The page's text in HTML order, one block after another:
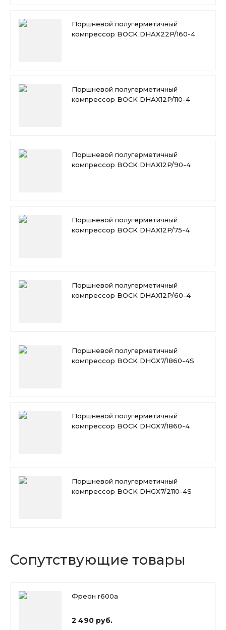
Поршневой полугерметичный
компрессор BOCK DHAX22P/160-4
Поршневой полугерметичный
компрессор BOCK DHAX12P/110-4
Поршневой полугерметичный
компрессор BOCK DHAX12P/90-4
Поршневой полугерметичный
компрессор BOCK DHAX12P/75-4
Поршневой полугерметичный
компрессор BOCK DHAX12P/60-4
Поршневой полугерметичный
компрессор BOCK DHGX7/1860-4S
Поршневой полугерметичный
компрессор BOCK DHGX7/1860-4
Поршневой полугерметичный
компрессор BOCK DHGX7/2110-4S
Сопутствующие товары
Фреон r600a
2 490 руб.